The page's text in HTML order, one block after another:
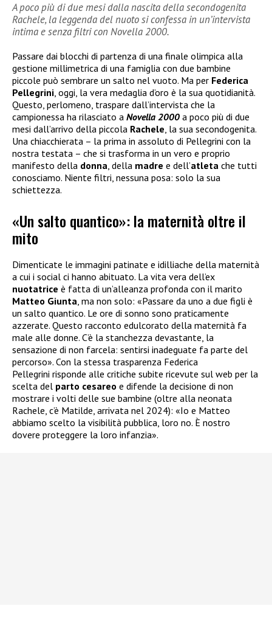
A poco più di due mesi dalla nascita della secondogenita
Rachele, la leggenda del nuoto si confessa in un’intervista
intima e senza filtri con Novella 2000.
Passare dai blocchi di partenza di una finale olimpica alla
gestione millimetrica di una famiglia con due bambine
piccole può sembrare un salto nel vuoto. Ma per Federica
Pellegrini, oggi, la vera medaglia d’oro è la sua quotidianità.
Questo, perlomeno, traspare dall’intervista che la
campionessa ha rilasciato a Novella 2000 a poco più di due
mesi dall’arrivo della piccola Rachele, la sua secondogenita.
Una chiacchierata – la prima in assoluto di Pellegrini con la
nostra testata – che si trasforma in un vero e proprio
manifesto della donna, della madre e dell’atleta che tutti
conosciamo. Niente filtri, nessuna posa: solo la sua
schiettezza.
«Un salto quantico»: la maternità oltre il
mito
Dimenticate le immagini patinate e idilliache della maternità
a cui i social ci hanno abituato. La vita vera dell’ex
nuotatrice è fatta di un’alleanza profonda con il marito
Matteo Giunta , ma non solo: «Passare da uno a due figli è
un salto quantico. Le ore di sonno sono praticamente
azzerate. Questo racconto edulcorato della maternità fa
male alle donne. C’è la stanchezza devastante, la
sensazione di non farcela: sentirsi inadeguate fa parte del
percorso». Con la stessa trasparenza Federica
Pellegrini risponde alle critiche subite ricevute sul web per la
scelta del parto cesareo e difende la decisione di non
mostrare i volti delle sue bambine (oltre alla neonata
Rachele, c’è Matilde, arrivata nel 2024): «Io e Matteo
abbiamo scelto la visibilità pubblica, loro no. È nostro
dovere proteggere la loro infanzia».